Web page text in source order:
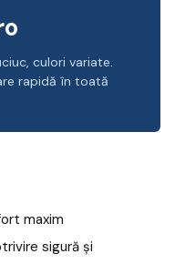
culori variate.
rapidă în toată
maxim
sigură și